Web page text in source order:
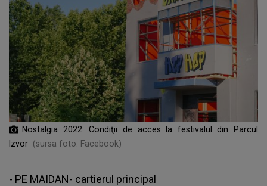
Nostalgia 2022: Condiţii de acces la festivalul din Parcul
Izvor (sursa foto: Facebook)
- PE MAIDAN- cartierul principal